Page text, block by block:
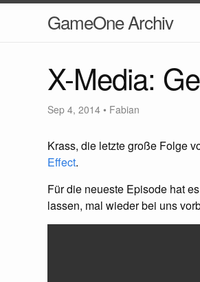
GameOne Archiv
X-Media:
Sep 4, 2014 • Fabian
Krass, die letzte große Folge
Effect.
Für die neueste Episode hat
lassen, mal wieder bei uns